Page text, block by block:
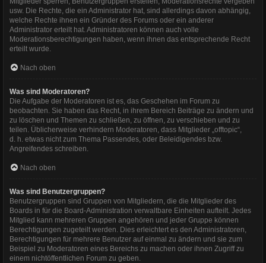
usw. Die Rechte, die ein Administrator hat, sind allerdings davon abhängig,
welche Rechte ihnen ein Gründer des Forums oder ein anderer
Administrator erteilt hat. Administratoren können auch volle
Moderationsberechtigungen haben, wenn ihnen das entsprechende Recht
erteilt wurde.
Nach oben
Was sind Moderatoren?
Die Aufgabe der Moderatoren ist es, das Geschehen im Forum zu
beobachten. Sie haben das Recht, in ihrem Bereich Beiträge zu ändern und
zu löschen und Themen zu schließen, zu öffnen, zu verschieben und zu
teilen. Üblicherweise verhindern Moderatoren, dass Mitglieder „offtopic“,
d. h. etwas nicht zum Thema Passendes, oder Beleidigendes bzw.
Angreifendes schreiben.
Nach oben
Was sind Benutzergruppen?
Benutzergruppen sind Gruppen von Mitgliedern, die die Mitglieder des
Boards in für die Board-Administration verwaltbare Einheiten aufteilt. Jedes
Mitglied kann mehreren Gruppen angehören und jeder Gruppe können
Berechtigungen zugeteilt werden. Dies erleichtert es den Administratoren,
Berechtigungen für mehrere Benutzer auf einmal zu ändern und sie zum
Beispiel zu Moderatoren eines Bereichs zu machen oder ihnen Zugriff zu
einem nichtöffentlichen Forum zu geben.